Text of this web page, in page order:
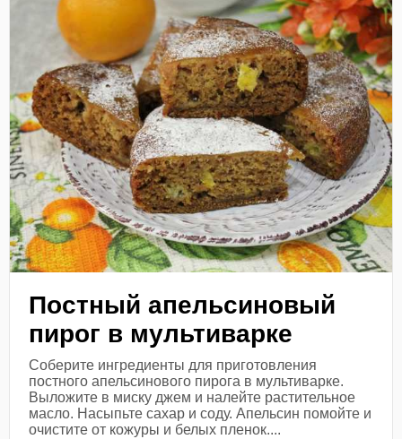
Постный апельсиновый
пирог в мультиварке
Соберите ингредиенты для приготовления
постного апельсинового пирога в мультиварке.
Выложите в миску джем и налейте растительное
масло. Насыпьте сахар и соду. Апельсин помойте и
очистите от кожуры и белых пленок....